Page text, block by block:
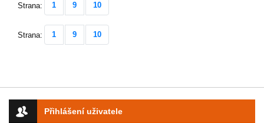
Přihlášení uživatele
Strana: 1 9 10
Strana: 1 9 10